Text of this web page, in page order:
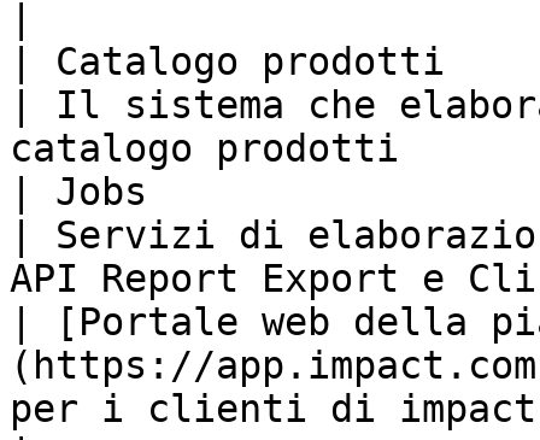
| Catalogo prodotti
| Il sistema che
catalogo prodotti
| Jobs
| Servizi di
API Report Export e
| [Portale web della
(https://
per i clienti di